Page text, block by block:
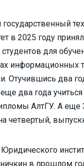
государственный
в 2025 году
студентов для
информационных
Отучившись два
два года
АлтГУ. А еще
четвертый,
в прошлом